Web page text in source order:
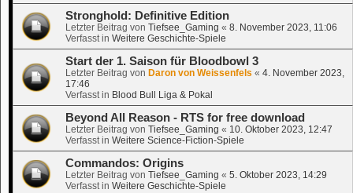
Stronghold: Definitive Edition
Letzter Beitrag von Tiefsee_Gaming « 8. November 2023, 11:06
Verfasst in Weitere Geschichte-Spiele
Start der 1. Saison für Bloodbowl 3
Letzter Beitrag von Daron von Weissenfels « 4. November 2023,
17:46
Verfasst in Blood Bull Liga & Pokal
Beyond All Reason - RTS for free download
Letzter Beitrag von Tiefsee_Gaming « 10. Oktober 2023, 12:47
Verfasst in Weitere Science-Fiction-Spiele
Commandos: Origins
Letzter Beitrag von Tiefsee_Gaming « 5. Oktober 2023, 14:29
Verfasst in Weitere Geschichte-Spiele